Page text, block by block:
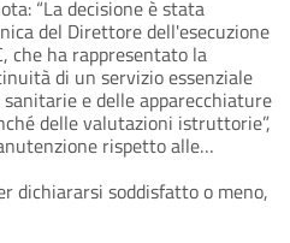
“La decisione è stata
del Direttore dell'esecuzione
che ha rappresentato la
di un servizio essenziale
e delle apparecchiature
delle valutazioni istruttorie”,
rispetto alle…
dichiararsi soddisfatto o meno,